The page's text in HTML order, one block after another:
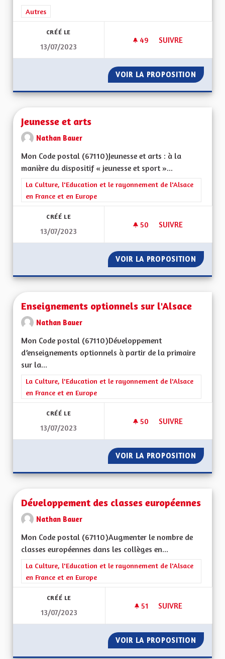
Filtrer les résultats de la catégorie : Autres
Autres
CRÉÉ LE
13/07/2023
49 49 ABONNÉS
SUIVRE
VOIR LA PROPOSITION POUR
Jeunesse et arts
Nathan Bauer
Mon Code postal (67110)Jeunesse et arts : à la
manière du dispositif « jeunesse et sport »...
Filtrer les résultats de la catégorie : La Culture, l'Education et
La Culture, l'Education et le rayonnement de l'Alsace
en France et en Europe
CRÉÉ LE
13/07/2023
50 50 ABONNÉS
SUIVRE
VOIR LA PROPOSITION
Enseignements optionnels sur l'Alsace
Nathan Bauer
Mon Code postal (67110)Développement
d’enseignements optionnels à partir de la primaire
sur la...
Filtrer les résultats de la catégorie : La Culture, l'Education et
La Culture, l'Education et le rayonnement de l'Alsace
en France et en Europe
CRÉÉ LE
13/07/2023
50 50 ABONNÉS
SUIVRE
VOIR LA PROPOSITION
Développement des classes européennes
Nathan Bauer
Mon Code postal (67110)Augmenter le nombre de
classes européennes dans les collèges en...
Filtrer les résultats de la catégorie : La Culture, l'Education et
La Culture, l'Education et le rayonnement de l'Alsace
en France et en Europe
CRÉÉ LE
13/07/2023
51 51 ABONNÉS
SUIVRE
VOIR LA PROPOSITION